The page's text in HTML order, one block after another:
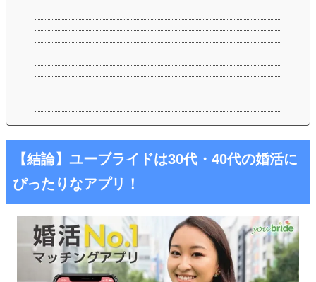
【結論】ユーブライドは30代・40代の婚活に
ぴったりなアプリ！